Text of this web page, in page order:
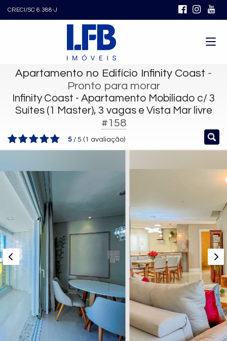
CRECI/SC 6.388-J
Apartamento no Edifício Infinity Coast -
Pronto para morar
Infinity Coast - Apartamento Mobiliado c/ 3
Suítes (1 Master), 3 vagas e Vista Mar livre
#158
5 / 5 ( 1 avaliação)